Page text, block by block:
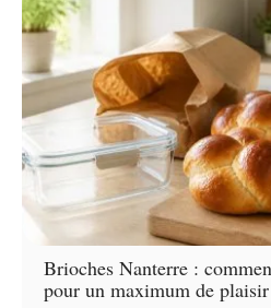
Brioches Nanterre :
pour un maximum de plaisir